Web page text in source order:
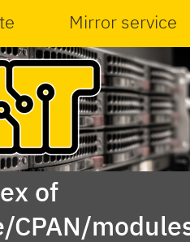
Mirror service
of